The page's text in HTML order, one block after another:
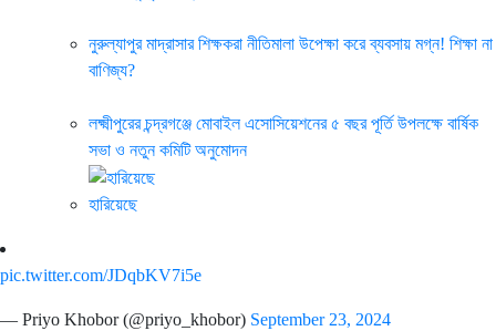
নুরুল্যাপুর মাদ্রাসার শিক্ষকরা নীতিমালা উপেক্ষা করে ব্যবসায় মগ্ন! শিক্ষা না
বাণিজ্য?
লক্ষ্মীপুরের চন্দ্রগঞ্জে মোবাইল এসোসিয়েশনের ৫ বছর পূর্তি উপলক্ষে বার্ষিক
সভা ও নতুন কমিটি অনুমোদন
হারিয়েছে
pic.twitter.com/JDqbKV7i5e
— Priyo Khobor (@priyo_khobor) September 23, 2024